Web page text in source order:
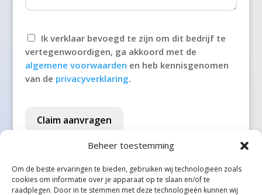
Beheer toestemming
Om de beste ervaringen te bieden, gebruiken wij technologieën zoals
cookies om informatie over je apparaat op te slaan en/of te
raadplegen. Door in te stemmen met deze technologieën kunnen wij
't Loo Oldebroek
't Veld
't Waar
2e Exloërmond
Ik verklaar bevoegd te zijn om dit bedrijf te
vertegenwoordigen, ga akkoord met de
algemene voorwaarden en heb kennisgenomen
van de privacyverklaring.
Claim aanvragen